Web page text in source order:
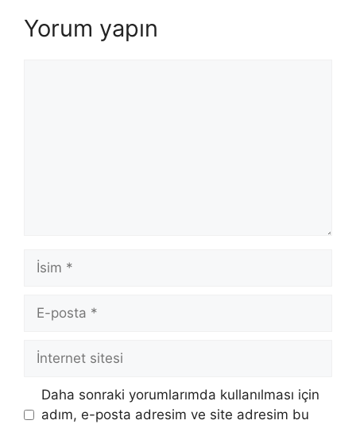
Yorum yapın
İsim
posta
İnternet
Daha sonraki yorumlarımda kullanılması için
adım, e-posta adresim ve site adresim bu